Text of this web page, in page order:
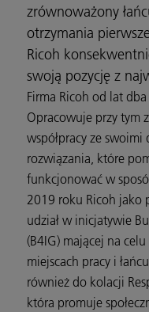
zrównoważony
otrzymania
Ricoh
swoją pozycję z
Firma Ricoh od lat
Opracowuje przy tym
współpracy ze
rozwiązania, które
funkcjonować w
2019 roku Ricoh jako
udział w inicjatywie
(B4IG) mającej na
miejscach pracy i
również do kolacji
która promuje